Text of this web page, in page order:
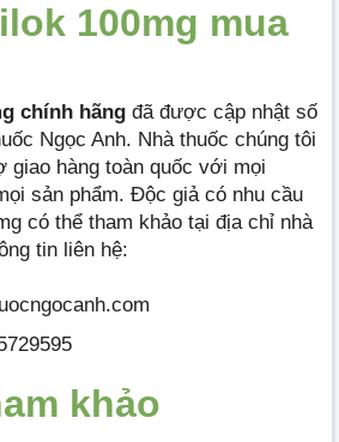
100mg mua
chính hãng đã được cập nhật số
Ngọc Anh. Nhà thuốc chúng tôi
giao hàng toàn quốc với mọi
sản phẩm. Độc giả có nhu cầu
có thể tham khảo tại địa chỉ nhà
tin liên hệ:
khảo